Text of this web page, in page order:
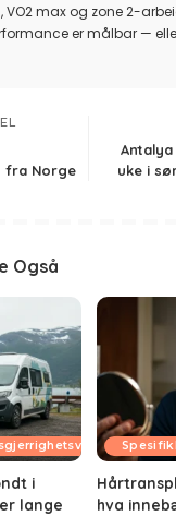
max og zone 2-
er målbar —
fra Norge
uke i
Også
i
lange
hva